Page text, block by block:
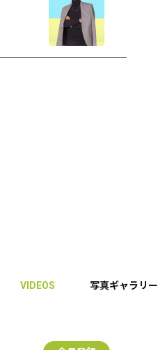
VIDEOS 写真ギャラリー